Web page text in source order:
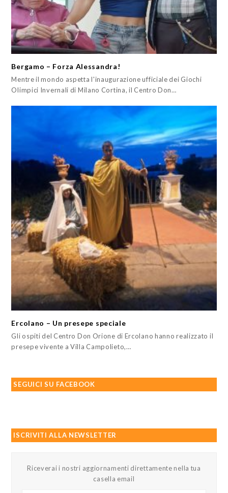
Bergamo – Forza Alessandra!
Mentre il mondo aspetta l'inaugurazione ufficiale dei Giochi
Olimpici Invernali di Milano Cortina, il Centro Don…
Ercolano – Un presepe speciale
Gli ospiti del Centro Don Orione di Ercolano hanno realizzato il
presepe vivente a Villa Campolieto,…
SEGUICI SU FACEBOOK
ISCRIVITI ALLA NEWSLETTER
Riceverai i nostri aggiornamenti direttamente nella tua
casella email